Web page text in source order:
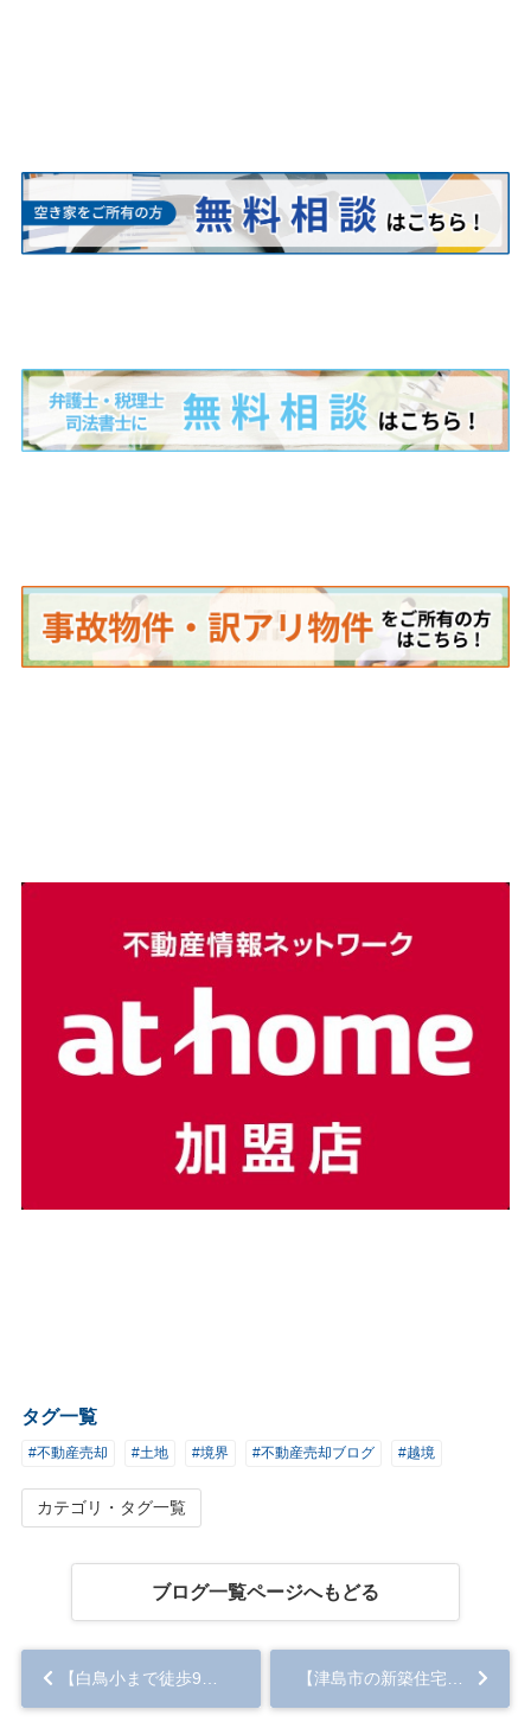
タグ一覧
#不動産売却 #土地 #境界 #不動産売却ブログ #越境
カテゴリ・タグ一覧
ブログ一覧ページへもどる